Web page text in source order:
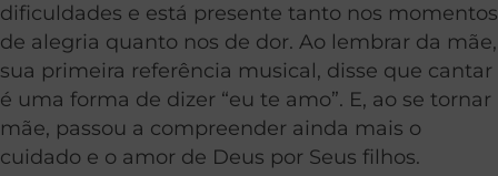
dificuldades e está presente tanto nos momentos
de alegria quanto nos de dor. Ao lembrar da mãe,
sua primeira referência musical, disse que cantar
é uma forma de dizer “eu te amo”. E, ao se tornar
mãe, passou a compreender ainda mais o
cuidado e o amor de Deus por Seus filhos.